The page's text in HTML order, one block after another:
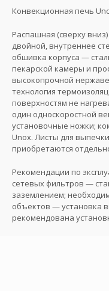
Конвекционная печь
Распашная (сверху
двойной, внутреннее
обшивка корпуса —
пекарской камеры и
высокопрочной
технология
поверхностям не
один односкоростной
установочные ножки;
Unox. Листы для
приобретаются
Рекомендации по
сетевых фильтров —
заземлением;
объектов — установка
рекомендована